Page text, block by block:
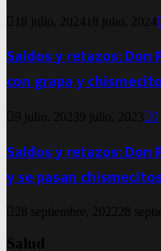
18 julio, 2024 18 julio, 2024
Saldos y retazos: Don
con grapa y
9 julio, 20239 julio, 2023 0
Saldos y retazos: Don
y se pasan
28 septiembre, 202228
Salud